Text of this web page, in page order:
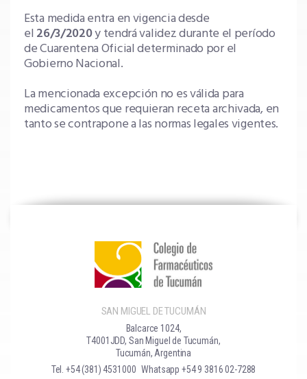
Esta medida entra en vigencia desde
el 26/3/2020y tendrá validez durante el período
de Cuarentena Oficial determinado por el
Gobierno Nacional.
La mencionada excepción no es válida para
medicamentos que requieran receta archivada, en
tanto se contrapone a las normas legales vigentes.
SAN MIGUEL DE TUCUMÁN
Balcarce 1024,
T4001JDD, San Miguel de Tucumán,
Tucumán, Argentina
Tel. +54 (381) 4531000 Whatsapp +54 9 3816 02-7288